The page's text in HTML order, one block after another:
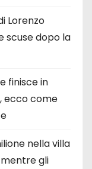
Lorenzo
scuse dopo la
finisce in
ecco come
nella villa
gli